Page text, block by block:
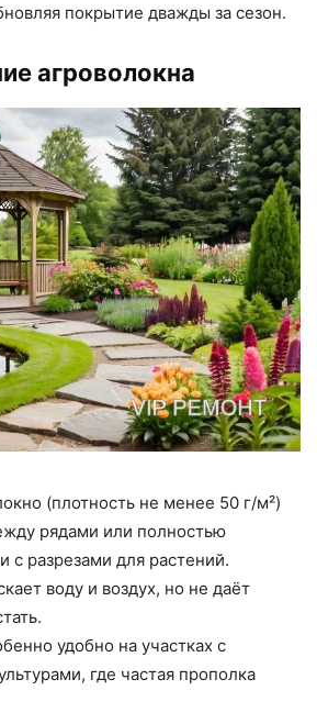
покрытие дважды за сезон.
агроволокна
(плотность не менее 50 г/м²)
рядами или полностью
с разрезами для растений.
воду и воздух, но не даёт
удобно на участках с
где частая прополка